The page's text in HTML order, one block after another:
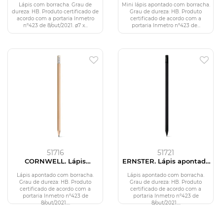
Lápis com borracha. Grau de
dureza: HB. Produto certificado de
acordo com a portaria Inmetro
nº423 de 8/out/2021. ø7 x...
Mini lápis apontado com borracha.
Grau de dureza: HB. Produto
certificado de acordo com a
portaria Inmetro nº423 de...
51716
CORNWELL. Lápis
Lápis apontado com borracha.
Grau de dureza: HB. Produto
certificado de acordo com a
portaria Inmetro nº423 de
8/out/2021....
51721
ERNSTER. Lápis apontado
Lápis apontado com borracha.
Grau de dureza: HB. Produto
certificado de acordo com a
portaria Inmetro nº423 de
8/out/2021....